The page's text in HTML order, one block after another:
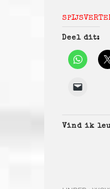
Deel dit:
Vind ik